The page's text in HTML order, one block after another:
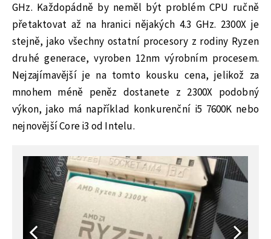
GHz. Každopádně by neměl být problém CPU ručně
přetaktovat až na hranici nějakých 4.3 GHz. 2300X je
stejně, jako všechny ostatní procesory z rodiny Ryzen
druhé generace, vyroben 12nm výrobním procesem.
Nejzajímavější je na tomto kousku cena, jelikož za
mnohem méně peněz dostanete z 2300X podobný
výkon, jako má například konkurenční i5 7600K nebo
nejnovější Core i3 od Intelu.